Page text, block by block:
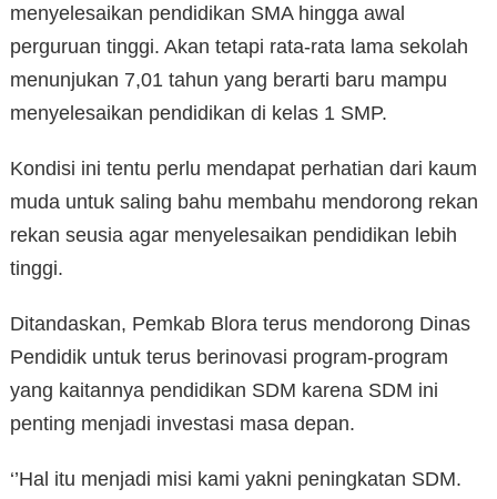
menyelesaikan pendidikan SMA hingga awal
perguruan tinggi. Akan tetapi rata-rata lama sekolah
menunjukan 7,01 tahun yang berarti baru mampu
menyelesaikan pendidikan di kelas 1 SMP.
Kondisi ini tentu perlu mendapat perhatian dari kaum
muda untuk saling bahu membahu mendorong rekan
rekan seusia agar menyelesaikan pendidikan lebih
tinggi.
Ditandaskan, Pemkab Blora terus mendorong Dinas
Pendidik untuk terus berinovasi program-program
yang kaitannya pendidikan SDM karena SDM ini
penting menjadi investasi masa depan.
‘’Hal itu menjadi misi kami yakni peningkatan SDM.